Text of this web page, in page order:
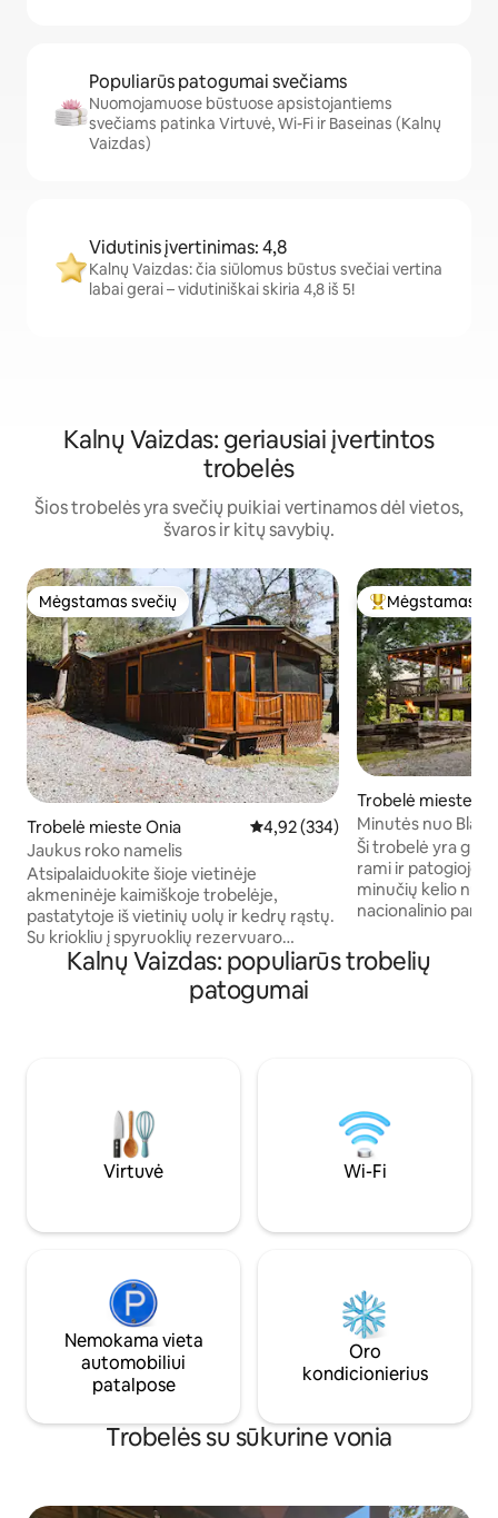
Populiarūs patogumai svečiams
Nuomojamuose būstuose apsistojantiems
svečiams patinka Virtuvė, Wi-Fi ir Baseinas (Kalnų
Vaizdas)
Vidutinis įvertinimas: 4,8
Kalnų Vaizdas: čia siūlomus būstus svečiai vertina
labai gerai – vidutiniškai skiria 4,8 iš 5!
Kalnų Vaizdas: geriausiai įvertintos
trobelės
Šios trobelės yra svečių puikiai vertinamos dėl vietos,
švaros ir kitų savybių.
Mėgstamas svečių
Mėgstamas svečių
Trobelė mieste Onia Vidutinis įvertinimas: 4,92 iš 5,
4,92 (334)
Jaukus roko namelis
Atsipalaiduokite šioje vietinėje
akmeninėje kaimiškoje trobelėje,
pastatytoje iš vietinių uolų ir kedrų rąstų.
Su kriokliu į spyruoklių rezervuaro
baseiną tiesiai už jūsų galinių durų ir
jaukia dujine rąstų ugnimi šalia jūsų
dvigulės lovos, jūs niekada nenorėsite
SŪKURINE VONIA, lauko virtuvė,
valgomojo zona, lubiniai ventiliatoriai ir
gražūs vaizdai. **Dabar su Wi-Fi!**
Svečių
Mėgstamas
Trobelė mieste
ew
Minutės nuo
parko
Ši trobelė yra
rami ir patogioje
minučių kelio nuo
nacionalinio
Įsikūrę Sylamore
pakraštyje,
pėsčiomis ar
Kalnų Vaizdas: populiarūs trobelių
patogumai
Virtuvė Wi-Fi
Nemokama vieta
automobiliui
patalpose
Oro
kondicionierius
Trobelės su sūkurine vonia